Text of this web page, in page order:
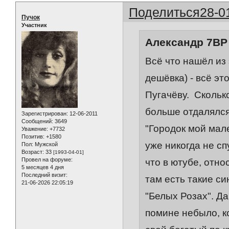
Поделиться28-
Пучок
Участник
Зарегистрирован: 12-06-2011
Сообщений: 3649
Уважение: +7732
Позитив: +1580
Пол: Мужской
Возраст: 33 [1993-04-01]
Провел на форуме:
5 месяцев 4 дня
Последний визит:
21-06-2026 22:05:19
Александр
Всё что нашёл из
дешёвка) - всё
Пугачёву.
больше
"Городок мой
уже никогда не
что в ютубе,
там есть такие
"Белых Розах".
помине небыло,